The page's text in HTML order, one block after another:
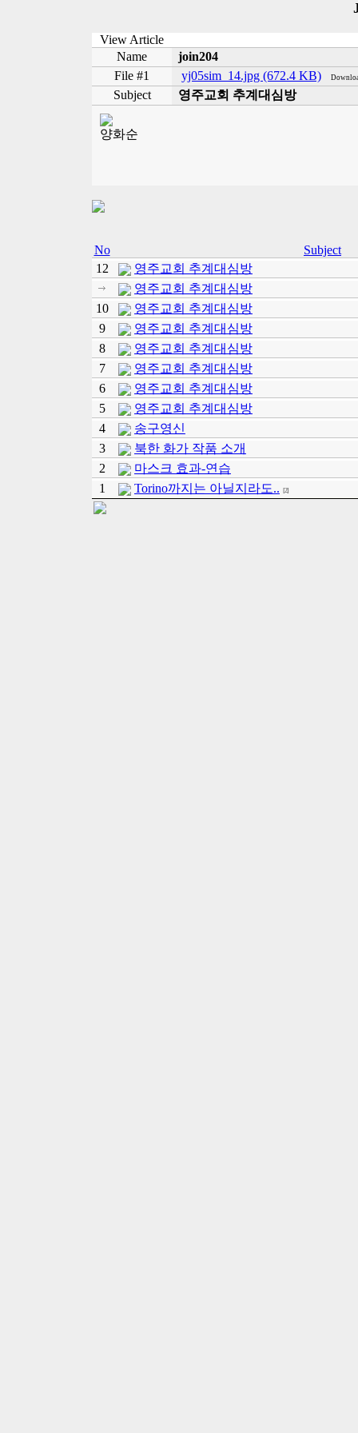
View Article
Name
join204
File #1
yj05sim_14.jpg (672.4 KB)
Subject 영주교회 추계대심방
양화순
No
Subject
12
영주교회 추계대심방
영주교회 추계대심방
10
영주교회 추계대심방
9
영주교회 추계대심방
8
영주교회 추계대심방
7
영주교회 추계대심방
6
영주교회 추계대심방
5
영주교회 추계대심방
4
송구영신
3
북한 화가 작품 소개
2
마스크 효과-연습
1
Torino까지는 아닐지라도.. [2]